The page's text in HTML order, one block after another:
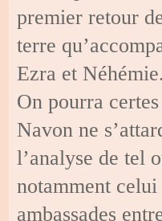
premier retour
terre
Ezra et Néhémie.
On pourra
Navon ne
l’analyse de tel
notamment
ambassades